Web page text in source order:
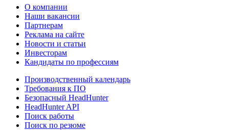
О компании
Наши вакансии
Партнерам
Реклама на сайте
Новости и статьи
Инвесторам
Кандидаты по профессиям
Производственный календарь
Требования к ПО
Безопасный HeadHunter
HeadHunter API
Поиск работы
Поиск по резюме